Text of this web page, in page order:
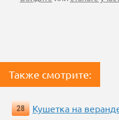
Также смотрите:
28 Кушетка на